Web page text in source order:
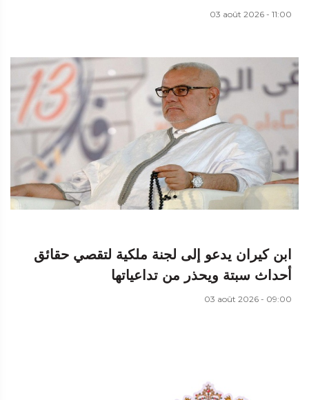
03 août 2026 - 11:00
ابن كيران يدعو إلى لجنة ملكية لتقصي حقائق
أحداث سبتة ويحذر من تداعياتها
03 août 2026 - 09:00